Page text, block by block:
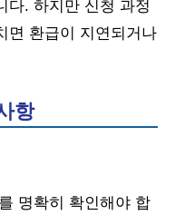
다. 하지만 신청 과정
면 환급이 지연되거나
항
명확히 확인해야 합